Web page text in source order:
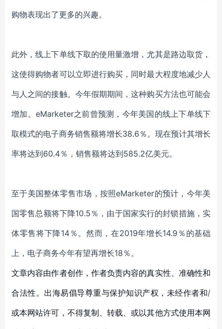
购物表现出了更多的兴趣。
此外，线上下单线下取的使用量激增，尤其是路边取货，
这使得购物者可以立即进行购买，同时最大程度地减少人
与人之间的接触。 今年假期期间，这种购买方法也可能会
增加。 eMarketer之前曾预测，今年美国的线上下单线下
取模式的电子商务销售额将增长38.6％。现在预计其增长
率将达到60.4％，销售额将达到585.2亿美元。
至于美国整体零售市场， 按照eMarketer的预计， 今年美
国零售总额将下降10.5％，由于国家实行的封锁措施，实
体零售将下降14％。然而，在2019年增长14.9％ 的基础
上， 电子商务今年有望再增长18％。
文章内容由作者创作，作者负责内容的真实性、准确性和
合法性。出海易倡导尊重与保护知识产权，未经作者和/
或本网站许可，不得复制、转载、或以其他方式使用本网